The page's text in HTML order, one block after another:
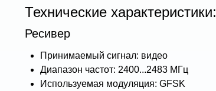
Технические характеристики:
Ресивер
Принимаемый сигнал: видео
Диапазон частот: 2400...2483 МГц
Используемая модуляция: GFSK